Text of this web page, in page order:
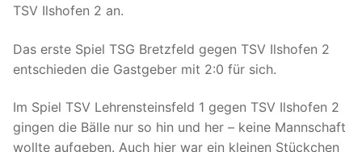
TSV Ilshofen 2 an.
Das erste Spiel TSG Bretzfeld gegen TSV Ilshofen 2
entschieden die Gastgeber mit 2:0 für sich.
Im Spiel TSV Lehrensteinsfeld 1 gegen TSV Ilshofen 2
gingen die Bälle nur so hin und her – keine Mannschaft
wollte aufgeben. Auch hier war ein kleinen Stückchen